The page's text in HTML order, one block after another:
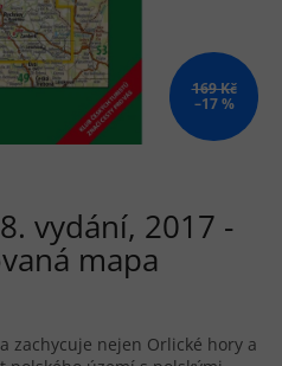
169 Kč
–17 %
vydání, 2017 -
mapa
zachycuje nejen Orlické hory a